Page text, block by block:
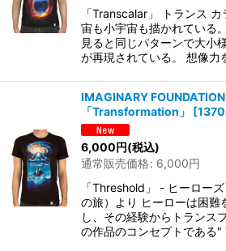
「Transcalar」 トランス
宙も小宇宙も描かれている
見ると同じパターンで大小
が再現されている。 想像力
IMAGINARY
「Transformation」
[
6,000円(税込)
通常販売価格: 6,000円
「Threshold」 - ヒーロー
の旅）より ヒーローは困難
し、その経験からトランス
の作品のコンセプトである